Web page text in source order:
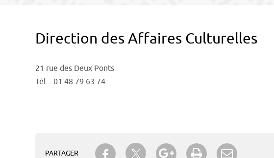
Direction des Affaires Culturelles
21 rue des Deux Ponts
Tél. : 01 48 79 63 74
PARTAGER
Partager sur Facebook
Partager sur TwitterPartager sur Google+
Imprimer